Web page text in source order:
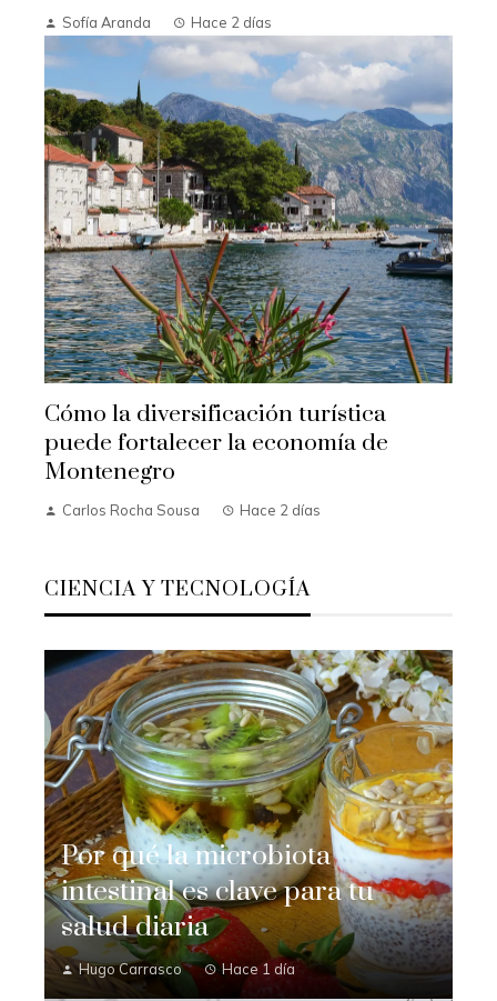
Sofía Aranda Hace 2 días
Cómo la diversificación turística
puede fortalecer la economía de
Montenegro
Carlos Rocha Sousa Hace 2 días
CIENCIA Y TECNOLOGÍA
Por qué la microbiota
intestinal es clave para tu
salud diaria
Hugo Carrasco Hace 1 día